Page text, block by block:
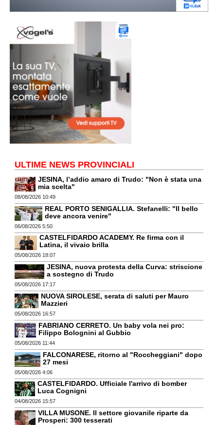
ULTIME NEWS PROVINCIALI
JESINA, l’addio amaro di Trudo: "Non è stata una
mia scelta"
08/08/2026 10:49
REAL PORTO SENIGALLIA. Stefanelli: "Il bello
deve ancora venire"
06/08/2026 5:50
CASTELFIDARDO ACADEMY. Re firma con il
Latina, il vivaio brilla
05/08/2026 18:07
JESINA, nuova protesta della Curva: striscione
a sostegno di Trudo
05/08/2026 17:17
NUOVA SIROLESE, serata di saluti per Mauro
Mazzieri
05/08/2026 16:57
FABRIANO CERRETO. Un baby vola nei pro:
Filippo Bolognini al Gubbio
05/08/2026 11:44
FALCONARESE, ritorno al "Roccheggiani" dopo
27 mesi
05/08/2026 4:06
CASTELFIDARDO. Ufficiale l'arrivo di bomber
Luca Cognigni
04/08/2026 15:57
VILLA MUSONE. Il settore giovanile riparte da
Prosperi: 300 tesserati